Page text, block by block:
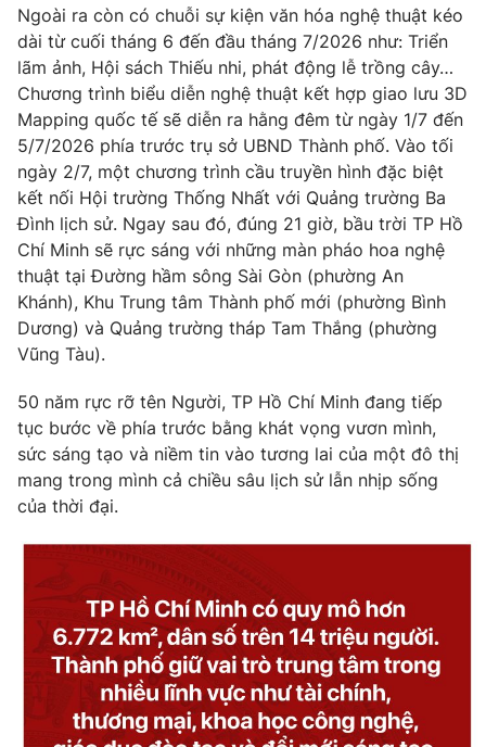
Ngoài ra còn có chuỗi sự kiện văn hóa nghệ thuật kéo
dài từ cuối tháng 6 đến đầu tháng 7/2026 như: Triển
lãm ảnh, Hội sách Thiếu nhi, phát động lễ trồng cây…
Chương trình biểu diễn nghệ thuật kết hợp giao lưu 3D
Mapping quốc tế sẽ diễn ra hằng đêm từ ngày 1/7 đến
5/7/2026 phía trước trụ sở UBND Thành phố. Vào tối
ngày 2/7, một chương trình cầu truyền hình đặc biệt
kết nối Hội trường Thống Nhất với Quảng trường Ba
Đình lịch sử. Ngay sau đó, đúng 21 giờ, bầu trời TP Hồ
Chí Minh sẽ rực sáng với những màn pháo hoa nghệ
thuật tại Đường hầm sông Sài Gòn (phường An
Khánh), Khu Trung tâm Thành phố mới (phường Bình
Dương) và Quảng trường tháp Tam Thắng (phường
Vũng Tàu).
50 năm rực rỡ tên Người, TP Hồ Chí Minh đang tiếp
tục bước về phía trước bằng khát vọng vươn mình,
sức sáng tạo và niềm tin vào tương lai của một đô thị
mang trong mình cả chiều sâu lịch sử lẫn nhịp sống
của thời đại.